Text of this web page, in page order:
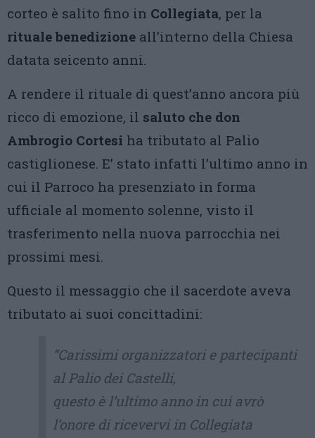
corteo è salito fino in Collegiata, per la
rituale benedizione all’interno della Chiesa
datata seicento anni.
A rendere il rituale di quest’anno ancora più
ricco di emozione, il saluto che don
Ambrogio Cortesi ha tributato al Palio
castiglionese. E’ stato infatti l’ultimo anno in
cui il Parroco ha presenziato in forma
ufficiale al momento solenne, visto il
trasferimento nella nuova parrocchia nei
prossimi mesi.
Questo il messaggio che il sacerdote aveva
tributato ai suoi concittadini:
“Carissimi organizzatori e partecipanti
al Palio dei Castelli,
questo è l’ultimo anno in cui avrò
l’onore di ricevervi in Collegiata